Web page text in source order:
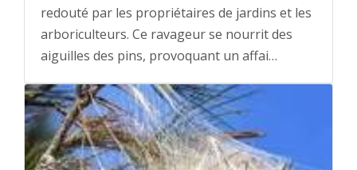
redouté par les propriétaires de jardins et les
arboriculteurs. Ce ravageur se nourrit des
aiguilles des pins, provoquant un affai…